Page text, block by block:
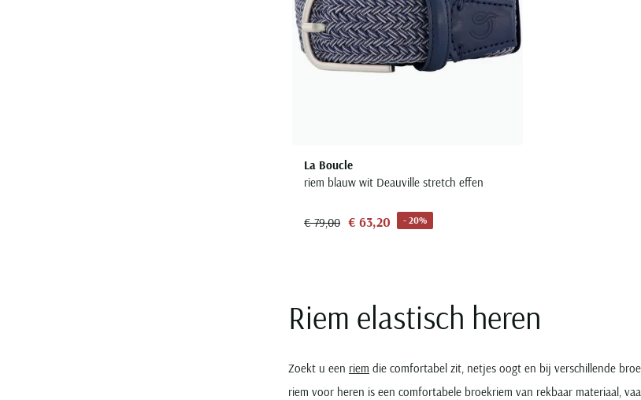
La Boucle
riem blauw wit Deauville stretch effen
€ 79,00 € 63,20 - 20%
Riem elastisch heren
Zoekt u een riem die comfortabel zit, netjes oogt en bij verschillende
riem voor heren is een comfortabele broekriem van rekbaar materiaal,